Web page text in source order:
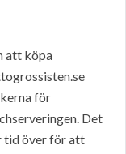
att köpa
för
Det
tid över för att